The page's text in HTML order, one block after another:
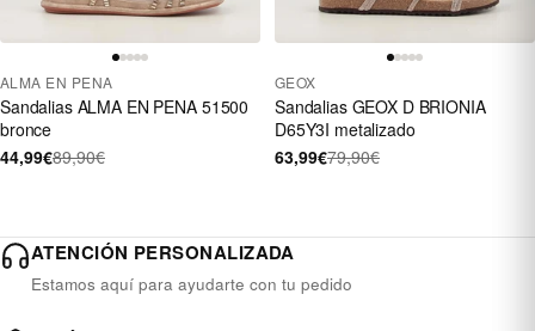
ALMA EN PENA
Sandalias ALMA EN PENA 51500
bronce
44,99€89,90€
GEOX
Sandalias GEOX D BRIONIA
D65Y3I metalizado
63,99€79,90€
ATENCIÓN PERSONALIZADA
Estamos aquí para ayudarte con tu pedido